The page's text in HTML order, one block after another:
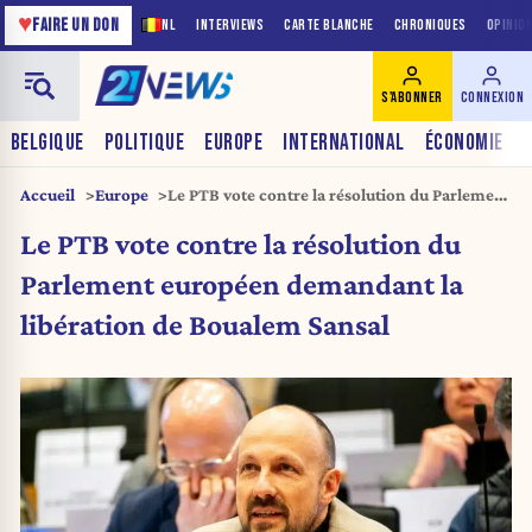
NL INTERVIEWS CARTE BLANCHE CHRONIQUES
♥FAIRE UN DON
BELGIQUE POLITIQUE EUROPE INTERNATIONAL ÉCONOMIE
S'ABONNER CONNEXION
Accueil Europe
Le PTB vote contre la résolution du Parlement
Boualem Sansal
Le PTB vote contre la résolution du
Parlement européen demandant la
libération de Boualem Sansal